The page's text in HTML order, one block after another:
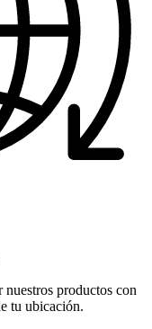
productos con
tu ubicación.